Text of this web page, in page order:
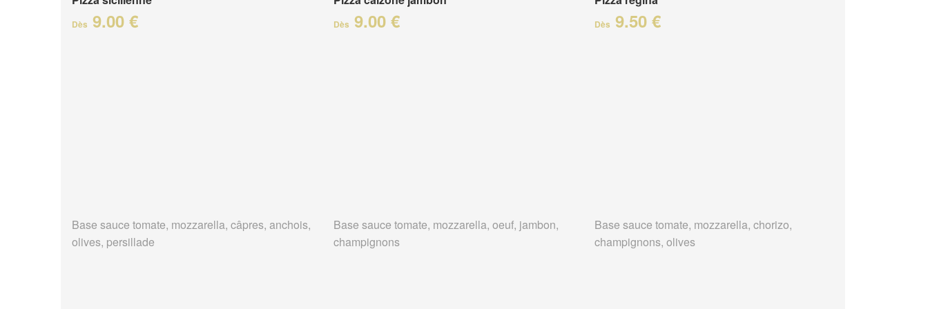
Dès 9.00 €
Base sauce tomate, mozzarella, câpres, anchois,
olives, persillade
Dès 9.00 €
Base sauce tomate, mozzarella, oeuf, jambon,
champignons
Dès 9.50 €
Base sauce tomate, mozzarella, chorizo,
champignons, olives